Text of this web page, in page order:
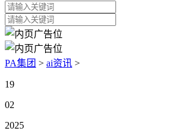
PA集团 > ai资讯 >
19
02
2025